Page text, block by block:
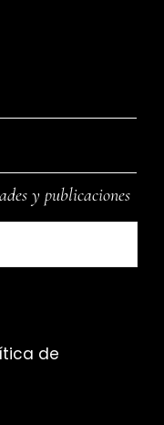
y publicaciones
de